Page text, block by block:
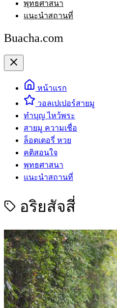
พุทธศาสนา
แนะนำสถานที่
Buacha.com
หน้าแรก
วอลเปเปอร์สายมู
ทำบุญ ไหว้พระ
สายมู ความเชื่อ
ล็อตเตอรี่ หวย
คติสอนใจ
พุทธศาสนา
แนะนำสถานที่
อริยสัจสี่